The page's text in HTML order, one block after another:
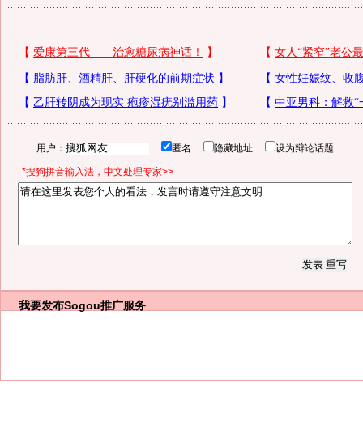
用户： 匿名 隐藏地址 设为辩论话题
*搜狗拼音输入法，中文处理专家>>
我要发布Sogou推广服务